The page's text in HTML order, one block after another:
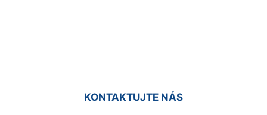
KONTAKTUJTE NÁS